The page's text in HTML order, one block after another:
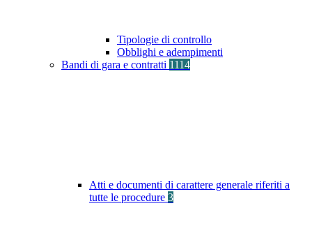
Tipologie di controllo
Obblighi e adempimenti
Bandi di gara e contratti 1114
Atti e documenti di carattere generale riferiti a
tutte le procedure 3